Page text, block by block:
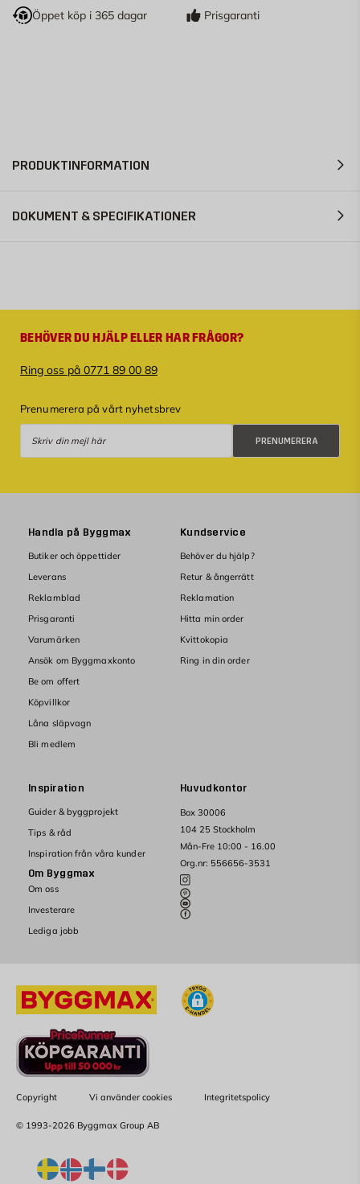
Öppet köp i 365 dagar Prisgaranti
PRODUKTINFORMATION
DOKUMENT & SPECIFIKATIONER
BEHÖVER DU HJÄLP ELLER HAR FRÅGOR?
Ring oss på 0771 89 00 89
Prenumerera på vårt nyhetsbrev
PRENUMERERA
Huvudkontor
Box 30006
104 25 Stockholm
Mån-Fre 10:00 - 16.00
Org.nr: 556656-3531
Handla på Byggmax
Butiker och öppettider
Leverans
Reklamblad
Prisgaranti
Varumärken
Ansök om Byggmaxkonto
Be om offert
Köpvillkor
Låna släpvagn
Bli medlem
Kundservice
Behöver du hjälp?
Retur & ångerrätt
Reklamation
Hitta min order
Kvittokopia
Ring in din order
Inspiration
Guider & byggprojekt
Tips & råd
Inspiration från våra kunder
Om Byggmax
Om oss
Investerare
Lediga jobb
Copyright Vi använder cookies Integritetspolicy
© 1993-2026 Byggmax Group AB